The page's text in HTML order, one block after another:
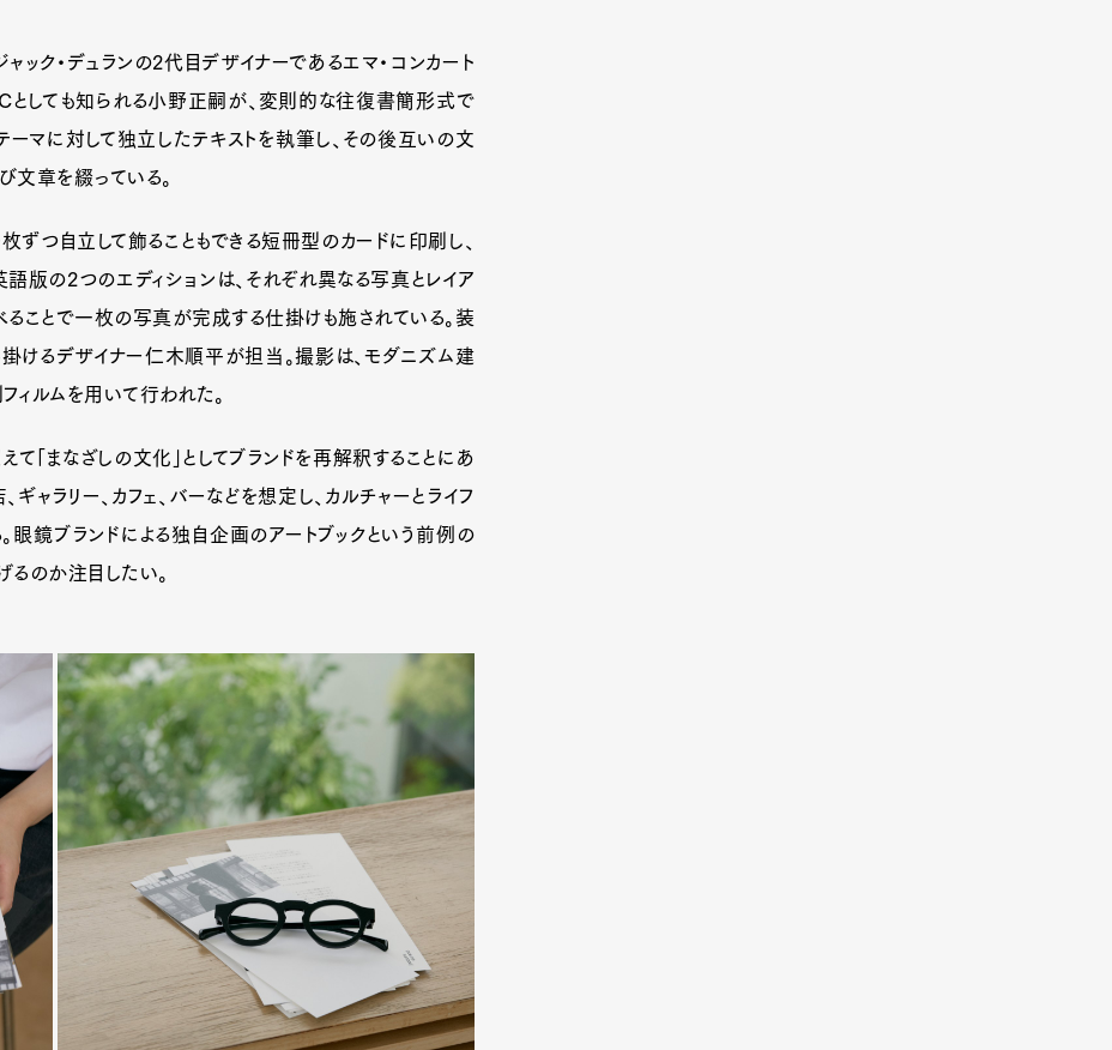
Art&Design Watch
Fashion
Gourmet
Cars
Lifestyle
Membership Magazine
Meet Pen international
ック・デュランの2代目デザイナーであるエマ・コンカート
としても知られる小野正嗣が、変則的な往復書簡形式で
ーマに対して独立したテキストを執筆し、その後互いの文
文章を綴っている。
ずつ自立して飾ることもできる短冊型のカードに印刷し、
版の2つのエディションは、それぞれ異なる写真とレイア
ことで一枚の写真が完成する仕掛けも施されている。装
けるデザイナー仁木順平が担当。撮影は、モダニズム建
ィルムを用いて行われた。
て「まなざしの文化」としてブランドを再解釈することにあ
ャラリー、カフェ、バーなどを想定し、カルチャーとライフ
鏡ブランドによる独自企画のアートブックという前例の
のか注目したい。